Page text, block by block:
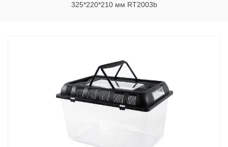
325*220*210 мм RT2003b